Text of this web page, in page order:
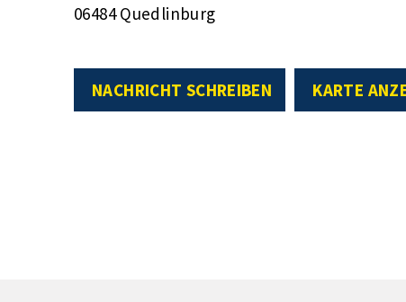
06484 Quedlinburg
NACHRICHT SCHREIBEN KARTE